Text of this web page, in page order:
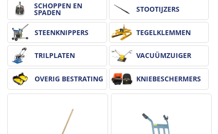
SCHOPPEN EN
SPADEN STOOTIJZERS
STEENKNIPPERS TEGELKLEMMEN
TRILPLATEN VACUÜMZUIGER
OVERIG BESTRATING KNIEBESCHERMERS